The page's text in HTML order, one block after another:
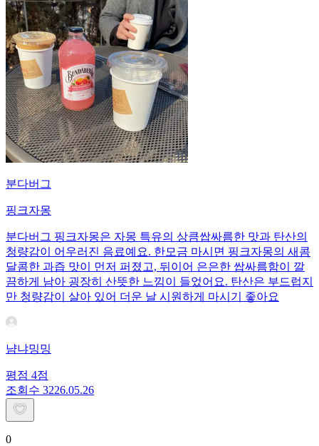
분다버그
핑크자몽
분다버그 핑크자몽은 자몽 특유의 상큼쌉싸름한 맛과 탄산의
청량감이 어우러진 음료예요. 한모금 마시면 핑크자몽의 새콤
달콤한 과즙 맛이 먼저 퍼졌고, 뒤이어 은은한 쌉싸름함이 깔
끔하게 남아 굉장히 산뜻한 느낌이 들었어요. 탄산은 부드럽지
만 청량감이 살아 있어 더운 날 시원하게 마시기 좋아요
냠냐밍밍
평점 4점
조회수 3226.05.26
0